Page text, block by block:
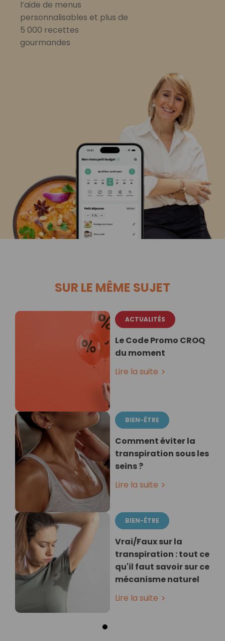
l’aide de menus
personnalisables et plus de
5 000 recettes
gourmandes
SUR LE MÊME SUJET
ACTUALITÉS
Le Code Promo CROQ
du moment
Lire la suite
BIEN-ÊTRE
Comment éviter la
transpiration sous les
seins ?
Lire la suite
BIEN-ÊTRE
Vrai/Faux sur la
transpiration : tout ce
qu'il faut savoir sur ce
mécanisme naturel
Lire la suite